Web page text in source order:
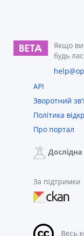
Якщо ви
будь
API
Зворотний
Політика
Про портал
Дослідна
За підтримки
Весь